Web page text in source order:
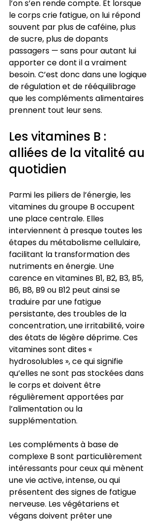
l’on s’en rende compte. Et lorsque
le corps crie fatigue, on lui répond
souvent par plus de caféine, plus
de sucre, plus de dopants
passagers — sans pour autant lui
apporter ce dont il a vraiment
besoin. C’est donc dans une logique
de régulation et de rééquilibrage
que les compléments alimentaires
prennent tout leur sens.
Les vitamines B :
alliées de la vitalité au
quotidien
Parmi les piliers de l’énergie, les
vitamines du groupe B occupent
une place centrale. Elles
interviennent à presque toutes les
étapes du métabolisme cellulaire,
facilitant la transformation des
nutriments en énergie. Une
carence en vitamines B1, B2, B3, B5,
B6, B8, B9 ou B12 peut ainsi se
traduire par une fatigue
persistante, des troubles de la
concentration, une irritabilité, voire
des états de légère déprime. Ces
vitamines sont dites «
hydrosolubles », ce qui signifie
qu’elles ne sont pas stockées dans
le corps et doivent être
régulièrement apportées par
l’alimentation ou la
supplémentation.
Les compléments à base de
complexe B sont particulièrement
intéressants pour ceux qui mènent
une vie active, intense, ou qui
présentent des signes de fatigue
nerveuse. Les végétariens et
végans doivent prêter une